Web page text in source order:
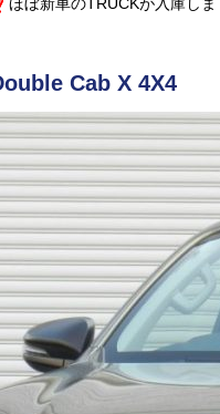
Cab X 4X4